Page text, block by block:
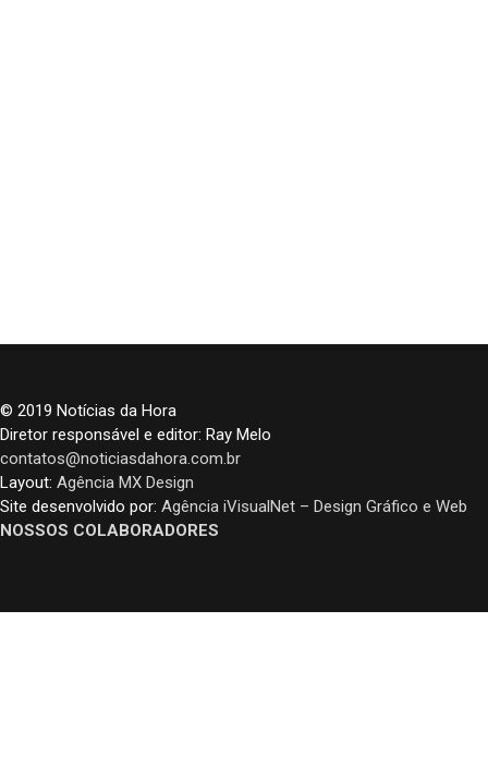
© 2019 Notícias da Hora
Diretor responsável e editor: Ray Melo
contatos@noticiasdahora.com.br
Layout: Agência MX Design
Site desenvolvido por: Agência iVisualNet – Design Gráfico e Web
NOSSOS COLABORADORES